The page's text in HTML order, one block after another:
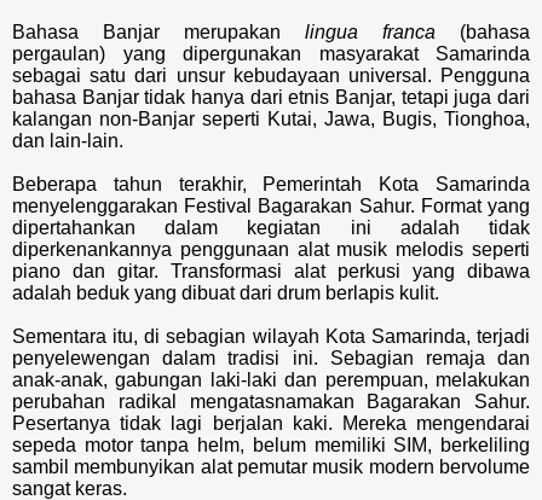
Bahasa Banjar merupakan lingua franca (bahasa
pergaulan) yang dipergunakan masyarakat Samarinda
sebagai satu dari unsur kebudayaan universal. Pengguna
bahasa Banjar tidak hanya dari etnis Banjar, tetapi juga dari
kalangan non-Banjar seperti Kutai, Jawa, Bugis, Tionghoa,
dan lain-lain.
Beberapa tahun terakhir, Pemerintah Kota Samarinda
menyelenggarakan Festival Bagarakan Sahur. Format yang
dipertahankan dalam kegiatan ini adalah tidak
diperkenankannya penggunaan alat musik melodis seperti
piano dan gitar. Transformasi alat perkusi yang dibawa
adalah beduk yang dibuat dari drum berlapis kulit.
Sementara itu, di sebagian wilayah Kota Samarinda, terjadi
penyelewengan dalam tradisi ini. Sebagian remaja dan
anak-anak, gabungan laki-laki dan perempuan, melakukan
perubahan radikal mengatasnamakan Bagarakan Sahur.
Pesertanya tidak lagi berjalan kaki. Mereka mengendarai
sepeda motor tanpa helm, belum memiliki SIM, berkeliling
sambil membunyikan alat pemutar musik modern bervolume
sangat keras.